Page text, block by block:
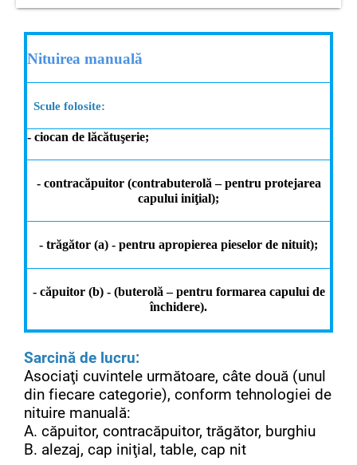
Nituirea manuală
Scule folosite:
- ciocan de lăcătuşerie;
- contracăpuitor (contrabuterolă – pentru protejarea
capului iniţial);
- trăgător (a) - pentru apropierea pieselor de nituit);
- căpuitor (b) - (buterolă – pentru formarea capului de
închidere).
Sarcină de lucru:
Asociaţi cuvintele următoare, câte două (unul
din fiecare categorie), conform tehnologiei de
nituire manuală:
A. căpuitor, contracăpuitor, trăgător, burghiu
B. alezaj, cap iniţial, table, cap nit